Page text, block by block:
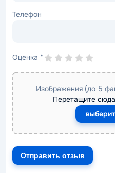
Телефон
Оценка *
Изображения (до 5
Перетащите